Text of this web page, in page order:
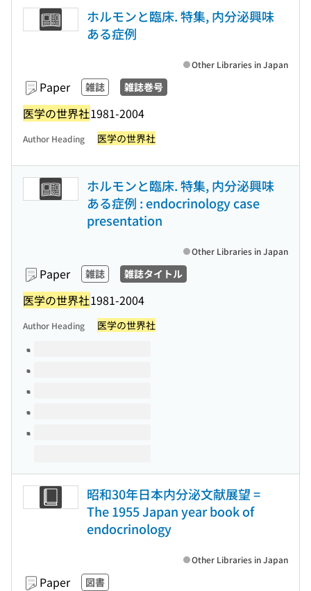
ホルモンと臨床. 特集, 内分泌興味
ある症例
Paper 雑誌 雑誌巻号
医学の世界社1981-2004
Other Libraries in Japan
Author Heading 医学の世界社
ホルモンと臨床. 特集, 内分泌興味
ある症例 : endocrinology case
presentation
Paper 雑誌 雑誌タイトル
医学の世界社1981-2004
Other Libraries in Japan
Author Heading 医学の世界社
Volumes of this title
昭和30年日本内分泌文献展望 =
The 1955 Japan year book of
endocrinology
Paper 図書
Other Libraries in Japan